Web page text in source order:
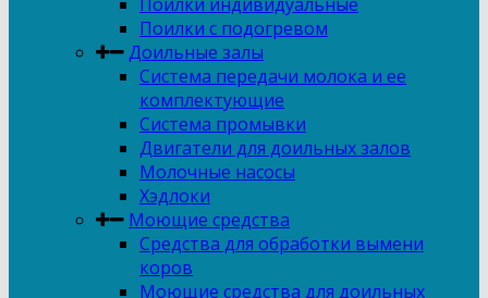
Поилки с подогревом
Доильные залы
Система передачи молока и ее
комплектующие
Система промывки
Двигатели для доильных залов
Молочные насосы
Хэдлоки
Моющие средства
Средства для обработки вымени
коров
Моющие средства для доильных